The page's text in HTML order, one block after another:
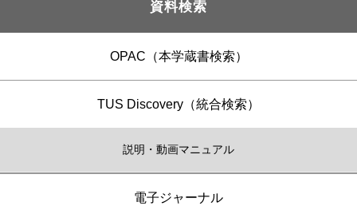
資料検索
OPAC（本学蔵書検索）
TUS Discovery（統合検索）
説明・動画マニュアル
電子ジャーナル